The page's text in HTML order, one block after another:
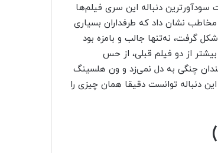
سودآورترین دنباله این سری فیلم‌ها
مخاطب نشان داد که طرفداران بسیاری
گرفت، نه‌تنها جالب و بامزه بود
بیشتر از دو فیلم قبلی، از حس
چنگی به دل نمی‌زد و ون هلسینگ
دنباله توانست دقیقا همان چیزی را